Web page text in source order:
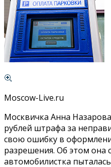
Moscow-Live.ru
Москвичка Анна
рублей штрафа за
свою ошибку в
разрешения. Об этом она
автомобилистка